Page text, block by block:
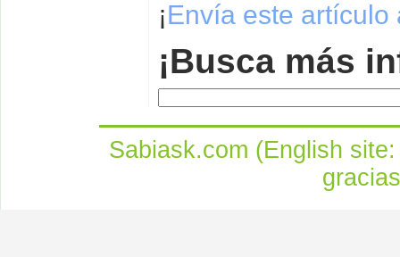
¡Envía este artículo
¡Busca más
Sabiask.com (English